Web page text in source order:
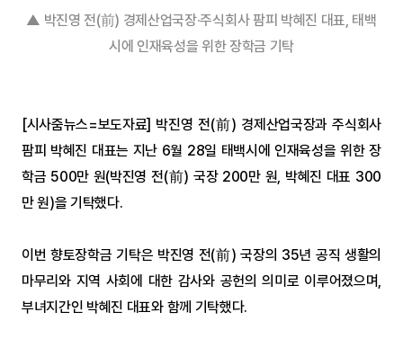
▲ 박진영 전(前) 경제산업국장·주식회사 팜피 박혜진 대표, 태백
시에 인재육성을 위한 장학금 기탁
[시사줌뉴스=보도자료] 박진영 전(前) 경제산업국장과 주식회사
팜피 박혜진 대표는 지난 6월 28일 태백시에 인재육성을 위한 장
학금 500만 원(박진영 전(前) 국장 200만 원, 박혜진 대표 300
만 원)을 기탁했다.
이번 향토장학금 기탁은 박진영 전(前) 국장의 35년 공직 생활의
마무리와 지역 사회에 대한 감사와 공헌의 의미로 이루어졌으며,
부녀지간인 박혜진 대표와 함께 기탁했다.